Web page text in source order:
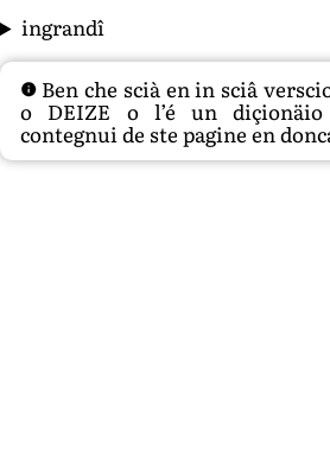
ingrandî
Ben che scià en in sciâ
o DEIZE o l’é un diçionäio
contegnui de ste pagine en